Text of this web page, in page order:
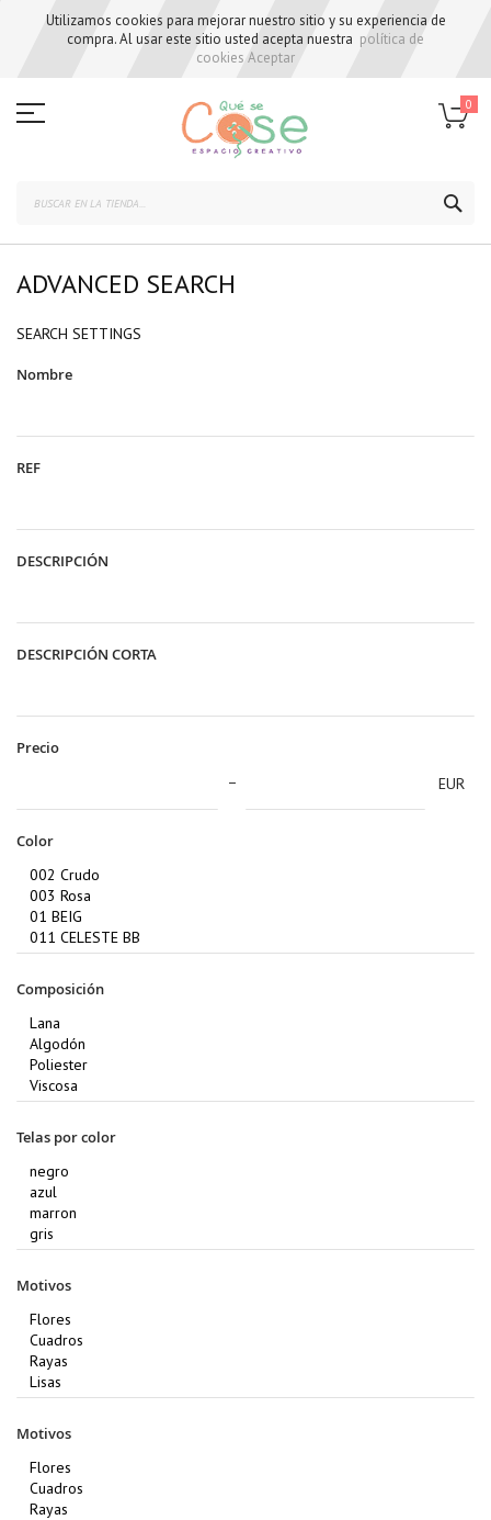
Utilizamos cookies para mejorar nuestro sitio y su experiencia de
compra. Al usar este sitio usted acepta nuestra política de
cookies Aceptar
to
Content
0
ADVANCED SEARCH
SEARCH SETTINGS
Nombre
REF
DESCRIPCIÓN
DESCRIPCIÓN CORTA
Precio
EUR
Color
Composición
Telas por color
Motivos
Motivos